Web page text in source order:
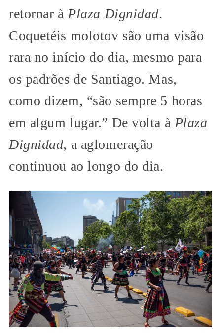
retornar à Plaza Dignidad.
Coquetéis molotov são uma visão
rara no início do dia, mesmo para
os padrões de Santiago. Mas,
como dizem, “são sempre 5 horas
em algum lugar.” De volta à Plaza
Dignidad, a aglomeração
continuou ao longo do dia.